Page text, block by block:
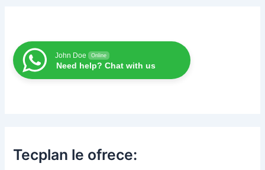
John Doe Online
Need help? Chat with us
Tecplan le ofrece: